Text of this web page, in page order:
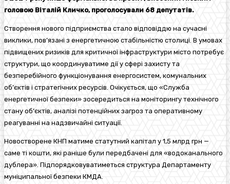
головою Віталій Кличко, проголосували 68 депутатів.
Створення нового підприємства стало відповіддю на сучасні
виклики, пов’язані з енергетичною стабільністю столиці. В умовах
підвищених ризиків для критичної інфраструктури місто потребує
структури, що координуватиме дії у сфері захисту та
безперебійного функціонування енергосистем, комунальних
об’єктів і стратегічних ресурсів. Очікується, що «Служба
енергетичної безпеки» зосередиться на моніторингу технічного
стану об’єктів, аналізі потенційних загроз та оперативному
реагуванні на надзвичайні ситуації.
Новостворене КНП матиме статутний капітал у 1,5 млрд грн —
саме ті кошти, які раніше були передбачені для «водоканального
дублера». Підпорядковуватиметься структура Департаменту
муніципальної безпеки КМДА.